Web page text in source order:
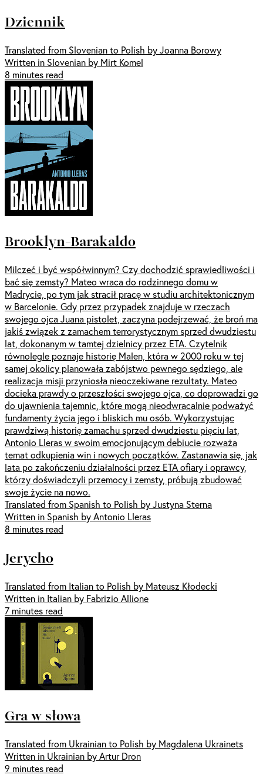
Dziennik
Translated from Slovenian to Polish by Joanna Borowy
Written in Slovenian by Mirt Komel
8 minutes read
Brooklyn-Barakaldo
Milczeć i być współwinnym? Czy dochodzić sprawiedliwości i
bać się zemsty? Mateo wraca do rodzinnego domu w
Madrycie, po tym jak stracił pracę w studiu architektonicznym
w Barcelonie. Gdy przez przypadek znajduje w rzeczach
swojego ojca Juana pistolet, zaczyna podejrzewać, że broń ma
jakiś związek z zamachem terrorystycznym sprzed dwudziestu
lat, dokonanym w tamtej dzielnicy przez ETA. Czytelnik
równolegle poznaje historię Malen, która w 2000 roku w tej
samej okolicy planowała zabójstwo pewnego sędziego, ale
realizacja misji przyniosła nieoczekiwane rezultaty. Mateo
docieka prawdy o przeszłości swojego ojca, co doprowadzi go
do ujawnienia tajemnic, które mogą nieodwracalnie podważyć
fundamenty życia jego i bliskich mu osób. Wykorzystując
prawdziwą historię zamachu sprzed dwudziestu pięciu lat,
Antonio Lleras w swoim emocjonującym debiucie rozważa
temat odkupienia win i nowych początków. Zastanawia się, jak
lata po zakończeniu działalności przez ETA ofiary i oprawcy,
którzy doświadczyli przemocy i zemsty, próbują zbudować
swoje życie na nowo.
Translated from Spanish to Polish by Justyna Sterna
Written in Spanish by Antonio Lleras
8 minutes read
Jerycho
Translated from Italian to Polish by Mateusz Kłodecki
Written in Italian by Fabrizio Allione
7 minutes read
Gra w słowa
Translated from Ukrainian to Polish by Magdalena Ukrainets
Written in Ukrainian by Artur Dron
9 minutes read